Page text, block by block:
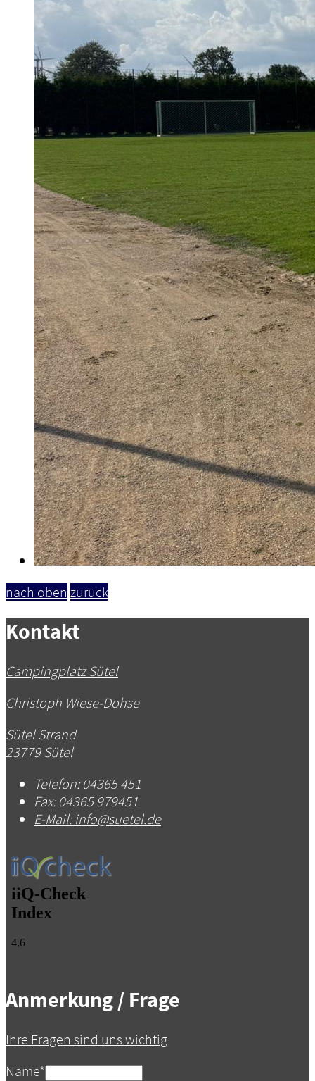
nach oben zurück
Kontakt
Campingplatz Sütel
Christoph Wiese-Dohse
Sütel Strand
23779 Sütel
Telefon: 04365 451
Fax: 04365 979451
E-Mail: info@suetel.de
Anmerkung / Frage
Ihre Fragen sind uns wichtig
Name*